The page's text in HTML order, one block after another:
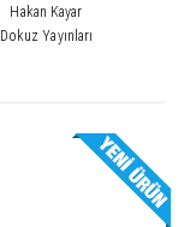
Hakan Kayar
Dokuz Yayınları